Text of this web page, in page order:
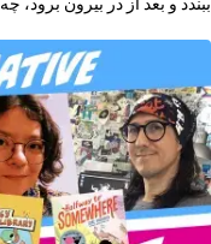
ببندد و بعد از در بیرون برود،